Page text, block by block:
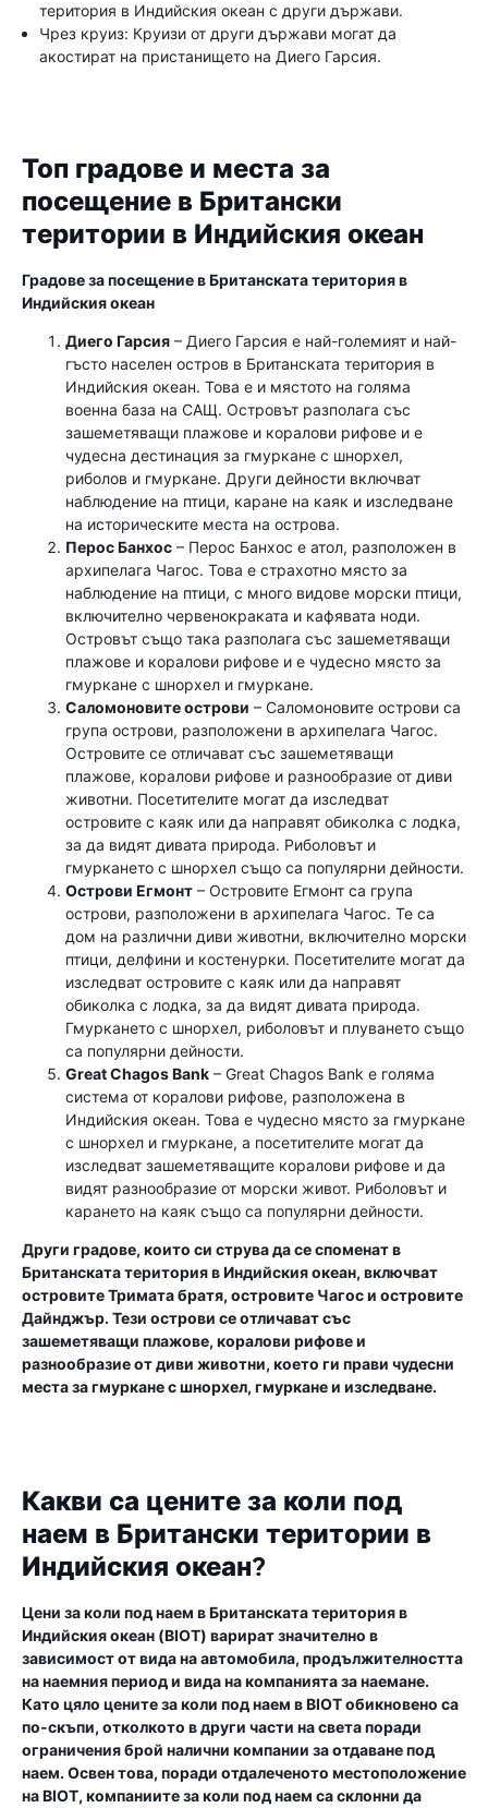
територия в Индийския океан с други държави.
Чрез круиз: Круизи от други държави могат да
акостират на пристанището на Диего Гарсия.
Топ градове и места за
посещение в Британски
територии в Индийския океан
Градове за посещение в Британската територия в
Индийския океан
Диего Гарсия – Диего Гарсия е най-големият и най-
гъсто населен остров в Британската територия в
Индийския океан. Това е и мястото на голяма
военна база на САЩ. Островът разполага със
зашеметяващи плажове и коралови рифове и е
чудесна дестинация за гмуркане с шнорхел,
риболов и гмуркане. Други дейности включват
наблюдение на птици, каране на каяк и изследване
на историческите места на острова.
Перос Банхос – Перос Банхос е атол, разположен в
архипелага Чагос. Това е страхотно място за
наблюдение на птици, с много видове морски птици,
включително червенокраката и кафявата ноди.
Островът също така разполага със зашеметяващи
плажове и коралови рифове и е чудесно място за
гмуркане с шнорхел и гмуркане.
Саломоновите острови – Саломоновите острови са
група острови, разположени в архипелага Чагос.
Островите се отличават със зашеметяващи
плажове, коралови рифове и разнообразие от диви
животни. Посетителите могат да изследват
островите с каяк или да направят обиколка с лодка,
за да видят дивата природа. Риболовът и
гмуркането с шнорхел също са популярни дейности.
Острови Егмонт – Островите Егмонт са група
острови, разположени в архипелага Чагос. Те са
дом на различни диви животни, включително морски
птици, делфини и костенурки. Посетителите могат да
изследват островите с каяк или да направят
обиколка с лодка, за да видят дивата природа.
Гмуркането с шнорхел, риболовът и плуването също
са популярни дейности.
Great Chagos Bank – Great Chagos Bank е голяма
система от коралови рифове, разположена в
Индийския океан. Това е чудесно място за гмуркане
с шнорхел и гмуркане, а посетителите могат да
изследват зашеметяващите коралови рифове и да
видят разнообразие от морски живот. Риболовът и
карането на каяк също са популярни дейности.
Други градове, които си струва да се споменат в
Британската територия в Индийския океан, включват
островите Тримата братя, островите Чагос и островите
Дайнджър. Тези острови се отличават със
зашеметяващи плажове, коралови рифове и
разнообразие от диви животни, което ги прави чудесни
места за гмуркане с шнорхел, гмуркане и изследване.
Какви са цените за коли под
наем в Британски територии в
Индийския океан?
Цени за коли под наем в Британската територия в
Индийския океан (BIOT) варират значително в
зависимост от вида на автомобила, продължителността
на наемния период и вида на компанията за наемане.
Като цяло цените за коли под наем в BIOT обикновено са
по-скъпи, отколкото в други части на света поради
ограничения брой налични компании за отдаване под
наем. Освен това, поради отдалеченото местоположение
на BIOT, компаниите за коли под наем са склонни да